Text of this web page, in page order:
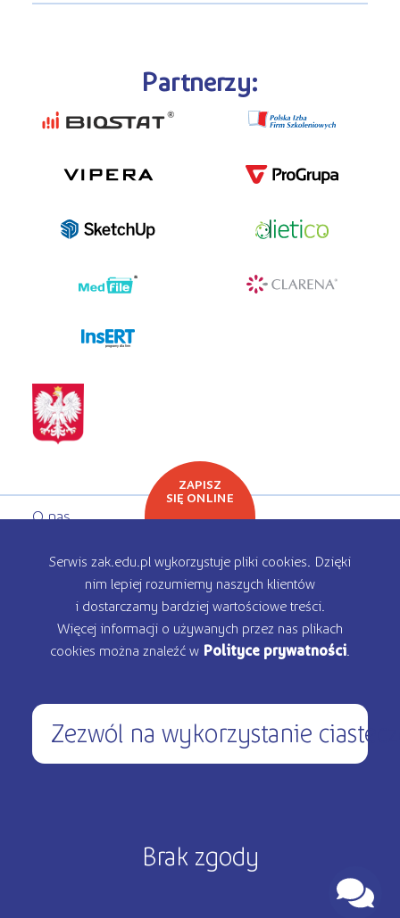
Partnerzy:
programy dla firm
O nas
Oferta edukacyjna
Rekrutacja
Kontakt
ZAPISZ
SIĘ ONLINE
Serwis zak.edu.pl wykorzystuje pliki cookies. Dzięki
nim lepiej rozumiemy naszych klientów
i dostarczamy bardziej wartościowe treści.
Więcej informacji o używanych przez nas plikach
cookies można znaleźć w Polityce prywatności
Zezwól na wykorzystanie
Brak zgody